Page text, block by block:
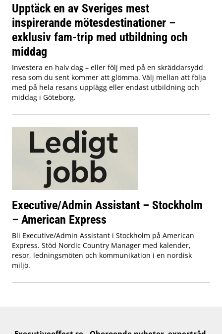
Upptäck en av Sveriges mest
inspirerande mötesdestinationer –
exklusiv fam-trip med utbildning och
middag
Investera en halv dag – eller följ med på en skräddarsydd
resa som du sent kommer att glömma. Välj mellan att följa
med på hela resans upplägg eller endast utbildning och
middag i Göteborg.
Executive/Admin Assistant – Stockholm
– American Express
Bli Executive/Admin Assistant i Stockholm på American
Express. Stöd Nordic Country Manager med kalender,
resor, ledningsmöten och kommunikation i en nordisk
miljö.